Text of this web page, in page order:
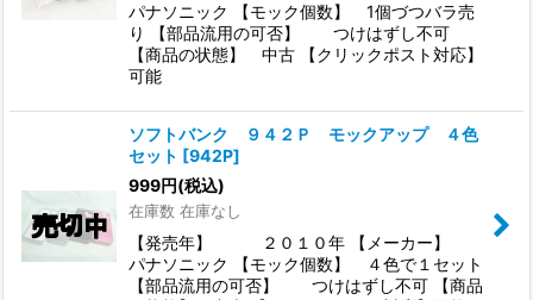
パナソニック 【モック個数】 1個づつバラ売
り 【部品流用の可否】 つけはずし不可
【商品の状態】 中古 【クリックポスト対応】
可能
ソフトバンク ９４２Ｐ モックアップ ４色
セット [942P]
999円(税込)
在庫数 在庫なし
【発売年】 ２０１０年 【メーカー】
パナソニック 【モック個数】 ４色で１セット
【部品流用の可否】 つけはずし不可 【商品